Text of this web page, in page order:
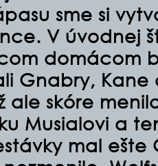
sme si
V úvodnej
domácom
Gnabry, Kane
ale skóre
Musialovi a
mal